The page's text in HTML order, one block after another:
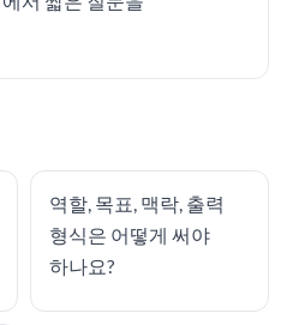
역할, 목표, 맥락, 출력
형식은 어떻게 써야
하나요?